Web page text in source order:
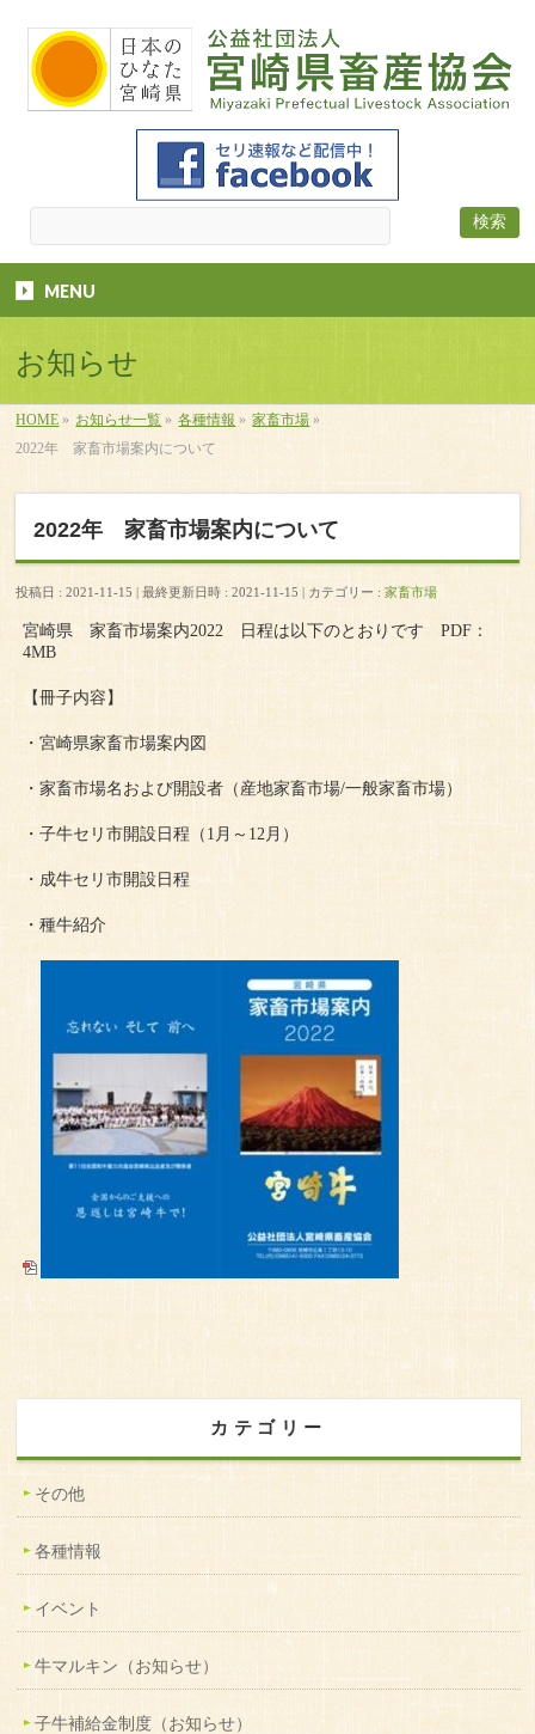
MENU
お知らせ
HOME » お知らせ一覧 » 各種情報 » 家畜市場 »
2022年 家畜市場案内について
2022年 家畜市場案内について
投稿日 : 2021-11-15 最終更新日時 : 2021-11-15 カテゴリー :家畜市場
宮崎県 家畜市場案内2022 日程は以下のとおりです PDF：
4MB
【冊子内容】
・宮崎県家畜市場案内図
・家畜市場名および開設者（産地家畜市場/一般家畜市場）
・子牛セリ市開設日程（1月～12月）
・成牛セリ市開設日程
・種牛紹介
カテゴリー
その他
各種情報
イベント
牛マルキン（お知らせ）
子牛補給金制度（お知らせ）